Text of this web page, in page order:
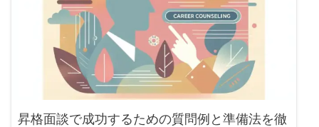
昇格面談で成功するための質問例と準備法を徹